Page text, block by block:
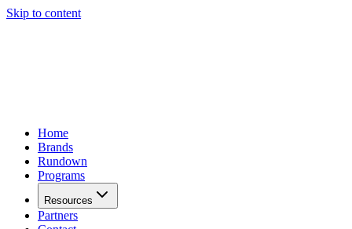
Skip to content
Home
Brands
Rundown
Programs
Resources
Partners